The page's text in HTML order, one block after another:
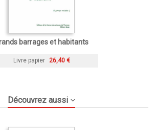
barrages et habitants
Livre papier 26,40 €
Découvrez aussi